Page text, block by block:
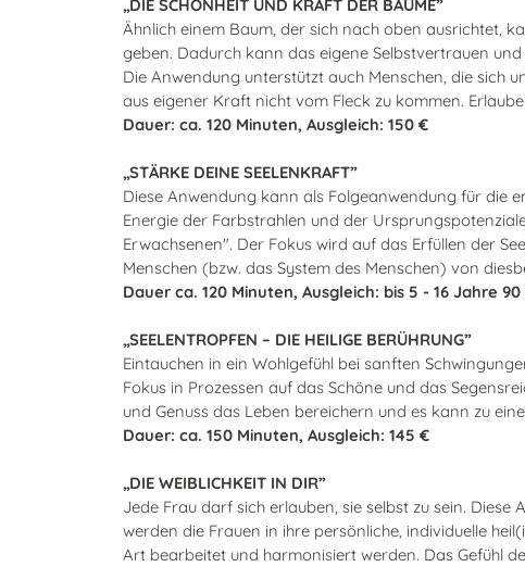
„DIE SCHÖNHEIT UND KRAFT DER BÄUME”
Ähnlich einem Baum, der sich nach oben ausrichtet,
geben. Dadurch kann das eigene Selbstvertrauen
Die Anwendung unterstützt auch Menschen, die sich
aus eigener Kraft nicht vom Fleck zu kommen.
Dauer: ca. 120 Minuten, Ausgleich: 150 €
„STÄRKE DEINE SEELENKRAFT”
Diese Anwendung kann als Folgeanwendung für die
Energie der Farbstrahlen und der
Erwachsenen". Der Fokus wird auf das Erfüllen der
Menschen (bzw. das System des Menschen) von
Dauer ca. 120 Minuten, Ausgleich: bis 5 - 16 Jahre
„SEELENTROPFEN – DIE HEILIGE BERÜHRUNG”
Eintauchen in ein Wohlgefühl bei sanften
Fokus in Prozessen auf das Schöne und das
und Genuss das Leben bereichern und es kann zu
Dauer: ca. 150 Minuten, Ausgleich: 145 €
„DIE WEIBLICHKEIT IN DIR”
Jede Frau darf sich erlauben, sie selbst zu sein.
werden die Frauen in ihre persönliche, individuelle
Art bearbeitet und harmonisiert werden. Das Gefühl